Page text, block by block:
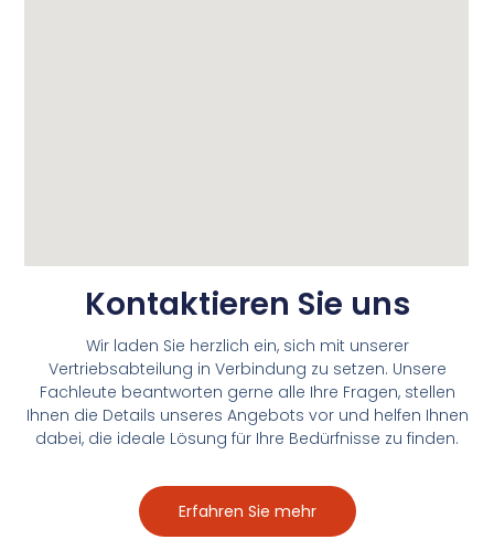
Kontaktieren Sie uns
Wir laden Sie herzlich ein, sich mit unserer
Vertriebsabteilung in Verbindung zu setzen. Unsere
Fachleute beantworten gerne alle Ihre Fragen, stellen
Ihnen die Details unseres Angebots vor und helfen Ihnen
dabei, die ideale Lösung für Ihre Bedürfnisse zu finden.
Erfahren Sie mehr